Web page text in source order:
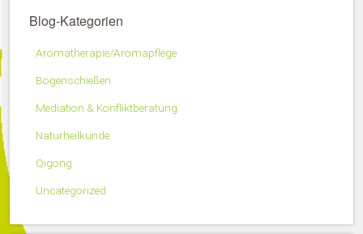
Blog-Kategorien
Aromatherapie/Aromapflege
Bogenschießen
Mediation & Konfliktberatung
Naturheilkunde
Qigong
Uncategorized